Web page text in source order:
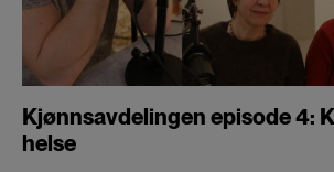
Kjønnsavdelingen episode 4:
helse